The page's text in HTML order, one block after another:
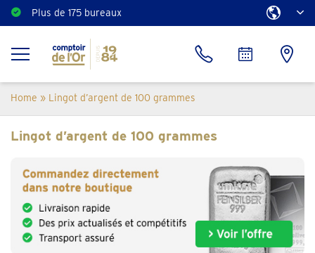
Plus de 175 bureaux
Home » Lingot d’argent de 100 grammes
Lingot d’argent de 100 grammes